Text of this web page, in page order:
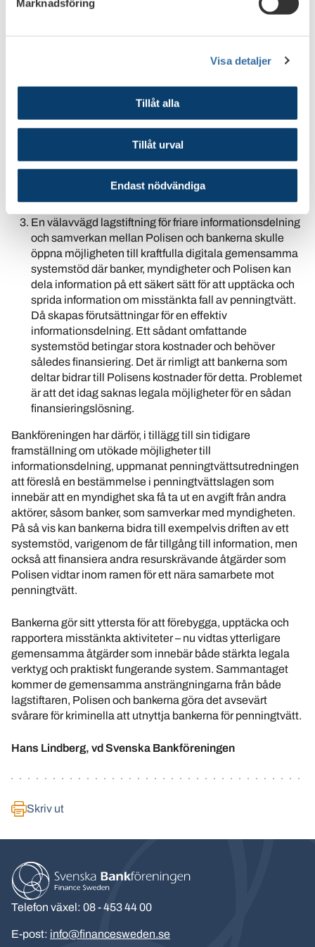
Marknadsföring
Visa detaljer
Tillåt alla
Tillåt urval
Endast nödvändiga
Handelsbanken, Nordea, SEB och Swedbank
samarbetsprojektet SAMLIT (Swedish Anti-Money
Polisen. Projektet har genomförts som en pilotsatsning
i syfte att i praktiken utöka informationsutbytet för att
förhindra att bankerna utnyttjas för penningtvätt.
av den ordinarie verksamheten. Från Bankföreningens
sida ser vi gärna att det kan fördjupas ytterligare när ny
lagstiftning är på plats. Fler banker bör även på sikt
inkluderas i samverkan för att öka effektiviteten.
En välavvägd lagstiftning för friare informationsdelning
och samverkan mellan Polisen och bankerna skulle
öppna möjligheten till kraftfulla digitala gemensamma
systemstöd där banker, myndigheter och Polisen kan
dela information på ett säkert sätt för att upptäcka och
sprida information om misstänkta fall av penningtvätt.
Då skapas förutsättningar för en effektiv
informationsdelning. Ett sådant omfattande
systemstöd betingar stora kostnader och behöver
således finansiering. Det är rimligt att bankerna som
deltar bidrar till Polisens kostnader för detta. Problemet
är att det idag saknas legala möjligheter för en sådan
finansieringslösning.
Bankföreningen har därför, i tillägg till sin tidigare
framställning om utökade möjligheter till
informationsdelning, uppmanat penningtvättsutredningen
att föreslå en bestämmelse i penningtvättslagen som
innebär att en myndighet ska få ta ut en avgift från andra
aktörer, såsom banker, som samverkar med myndigheten.
På så vis kan bankerna bidra till exempelvis driften av ett
systemstöd, varigenom de får tillgång till information, men
också att finansiera andra resurskrävande åtgärder som
Polisen vidtar inom ramen för ett nära samarbete mot
penningtvätt.
Bankerna gör sitt yttersta för att förebygga, upptäcka och
rapportera misstänkta aktiviteter – nu vidtas ytterligare
gemensamma åtgärder som innebär både stärkta legala
verktyg och praktiskt fungerande system. Sammantaget
kommer de gemensamma ansträngningarna från både
lagstiftaren, Polisen och bankerna göra det avsevärt
svårare för kriminella att utnyttja bankerna för penningtvätt.
Hans Lindberg, vd Svenska Bankföreningen
Skriv ut
Telefon växel: 08 - 453 44 00
E-post: info@financesweden.se